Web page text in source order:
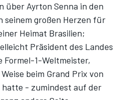
über Ayrton Senna in den
seinem großen Herzen für
Heimat Brasilien;
Präsident des Landes
Formel-1-Weltmeister,
beim Grand Prix von
hatte - zumindest auf der